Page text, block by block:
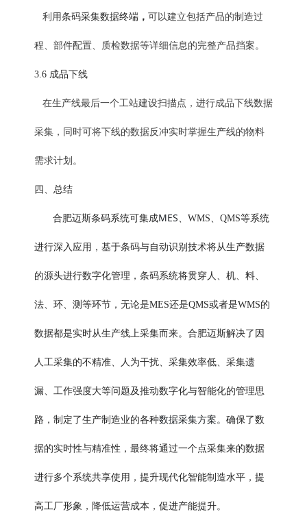
利用条码采集数据终端 ， 可以建立包括产品的制造过
程、部件配置、质检数据等详细信息的完整产品挡案。
3.6 成品下线
在生产线最后一个工站建设扫描点，进行成品下线数据
采集，同时可将下线的数据反冲实时掌握生产线的物料
需求计划。
四、总结
合肥迈斯条码系统可集成MES、WMS、QMS等系统
进行深入应用，基于条码与自动识别技术将从生产数据
的源头进行数字化管理，条码系统将贯穿人、机、料、
法、环、测等环节，无论是MES还是QMS或者是WMS的
数据都是实时从生产线上采集而来。合肥迈斯解决了因
人工采集的不精准、人为干扰、采集效率低、采集遗
漏、工作强度大等问题及推动数字化与智能化的管理思
路，制定了生产制造业的各种数据采集方案。确保了数
据的实时性与精准性，最终将通过一个点采集来的数据
进行多个系统共享使用，提升现代化智能制造水平，提
高工厂形象，降低运营成本，促进产能提升。